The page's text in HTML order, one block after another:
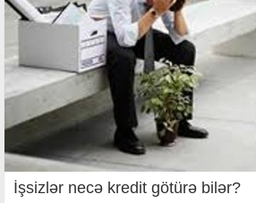
İşsizlər necə kredit götürə bilər?